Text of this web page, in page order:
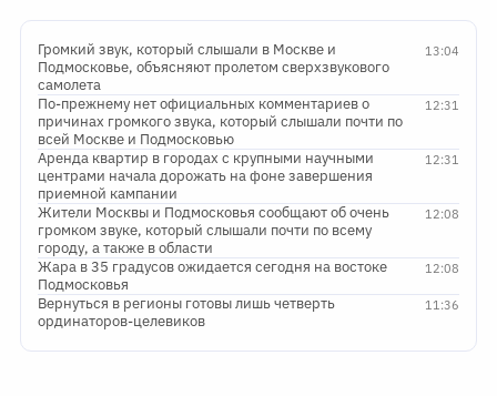
13:04
Громкий звук, который слышали в Москве и
Подмосковье, объясняют пролетом сверхзвукового
самолета
12:31
По-прежнему нет официальных комментариев о
причинах громкого звука, который слышали почти по
всей Москве и Подмосковью
12:31
Аренда квартир в городах с крупными научными
центрами начала дорожать на фоне завершения
приемной кампании
12:08
Жители Москвы и Подмосковья сообщают об очень
громком звуке, который слышали почти по всему
городу, а также в области
12:08
Жара в 35 градусов ожидается сегодня на востоке
Подмосковья
11:36
Вернуться в регионы готовы лишь четверть
ординаторов-целевиков